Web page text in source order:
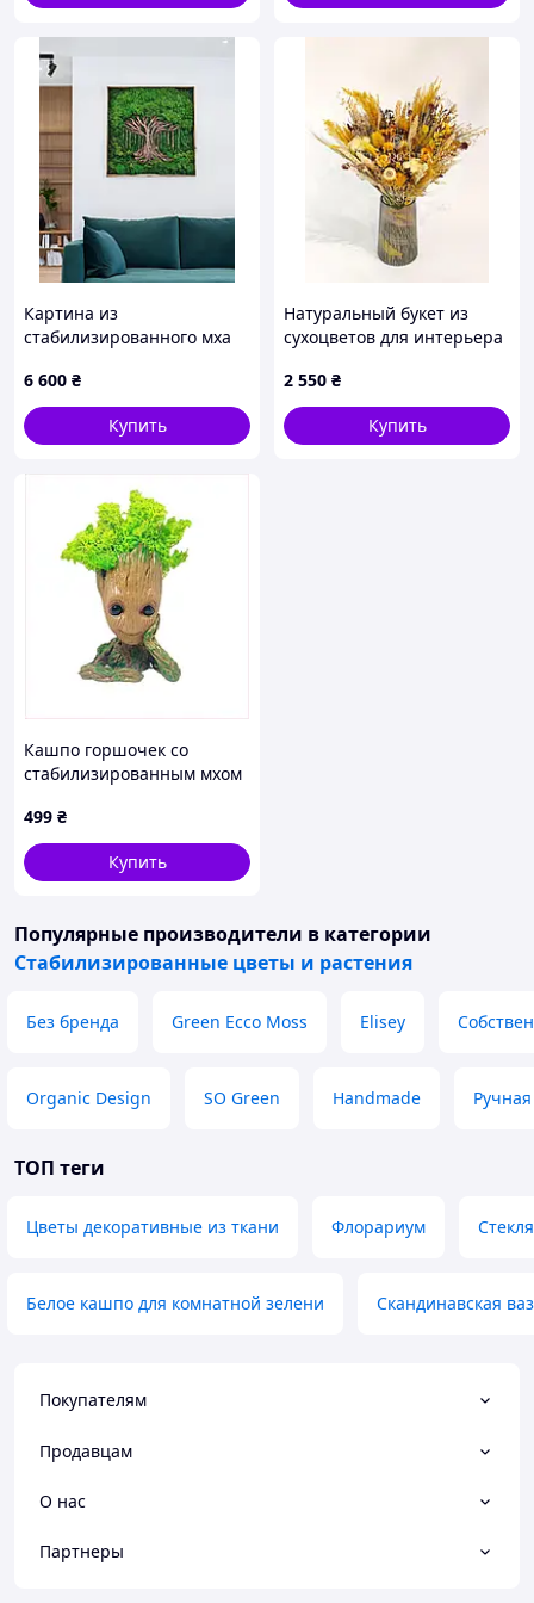
Картина из
стабилизированного мха
6 600 ₴
Купить
Натуральный букет из
сухоцветов для интерьера
см
2 550 ₴
Купить
Кашпо горшочек со
стабилизированным мхом
Бежевый (2417687619)
883H938K3
499 ₴
Купить
Популярные производители в категории
Стабилизированные цветы и растения
Без бренда Green Ecco Moss Elisey
Organic Design SO Green Handmade
ТОП теги
Цветы декоративные из ткани Флорариум
Белое кашпо для комнатной зелени Скандинавская
Покупателям
Продавцам
О нас
Партнеры